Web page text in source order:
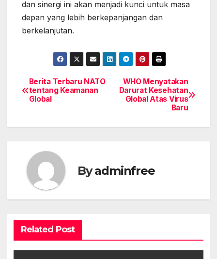
dan sinergi ini akan menjadi kunci untuk masa
depan yang lebih berkepanjangan dan
berkelanjutan.
Post
navigation
WHO Menyatakan
Darurat Kesehatan
Global Atas Virus
Baru
Berita Terbaru NATO
tentang Keamanan
Global
Byadminfree
Related Post